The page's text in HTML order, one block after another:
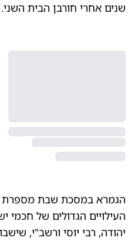
שנים אחרי חורבן הבית השני.
הגמרא במסכת שבת מספרת
העילויים הגדולים של חכמי
יהודה, רבי יוסי ורשב"י,